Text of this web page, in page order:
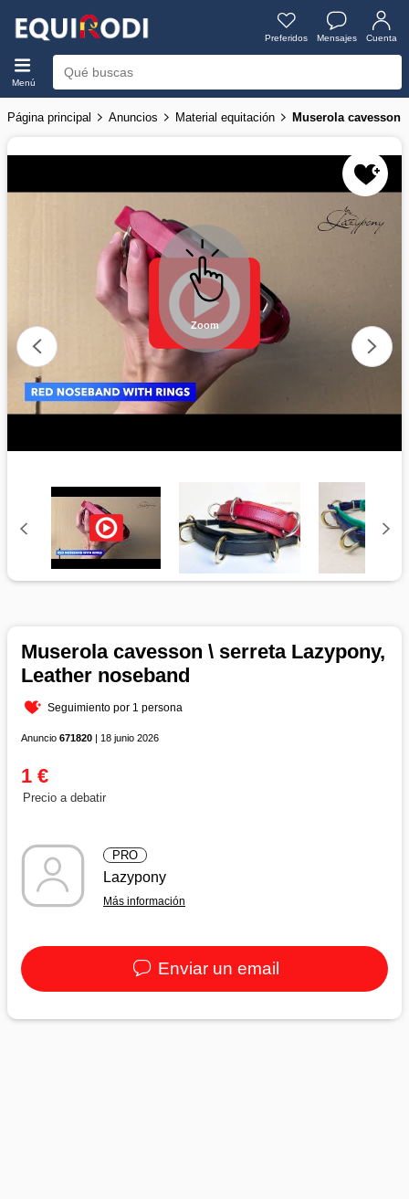
Preferidos Mensajes Cuenta
Menú
Página principal Anuncios Material equitación Muserola cavesson
Zoom
Muserola cavesson \ serreta Lazypony,
Leather noseband
Seguimiento por 1 persona
Anuncio 671820 | 18 junio 2026
1 €
Precio a debatir
PRO
Lazypony
Más información
Enviar un email